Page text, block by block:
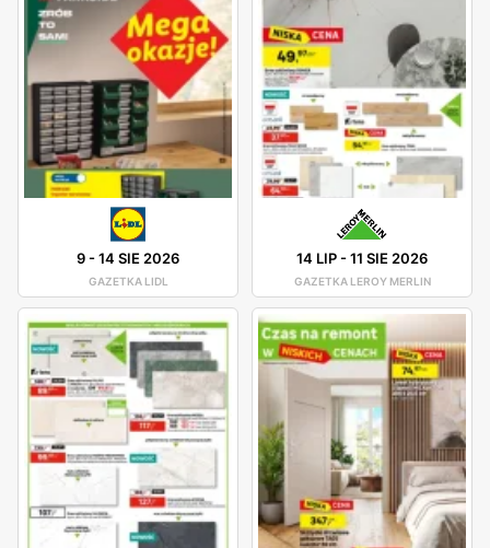
9-14 SIE 2026
GAZETKA LIDL
14 LIP-11 SIE 2026
GAZETKA LEROY MERLIN